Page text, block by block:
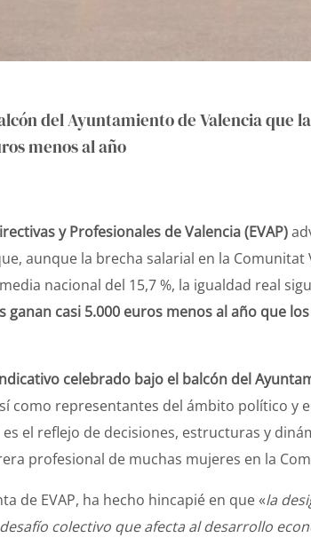
del Ayuntamiento de Valencia que
menos al año
y Profesionales de Valencia (EVAP)
aunque la brecha salarial en la Comunitat
nacional del 15,7 %, la igualdad real
ganan casi 5.000 euros menos al año que
celebrado bajo el balcón del
como representantes del ámbito político y
el reflejo de decisiones, estructuras y
profesional de muchas mujeres en la
de EVAP, ha hecho hincapié en que «la
colectivo que afecta al desarrollo